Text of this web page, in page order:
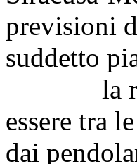
previsioni
suddetto
la rotta
essere tra
dai